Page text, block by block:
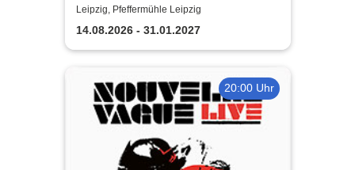
schief | Kabarett Leipziger
Pfeffermühle
Leipzig, Pfeffermühle Leipzig
14.08.2026 - 31.01.2027
20:00 Uhr